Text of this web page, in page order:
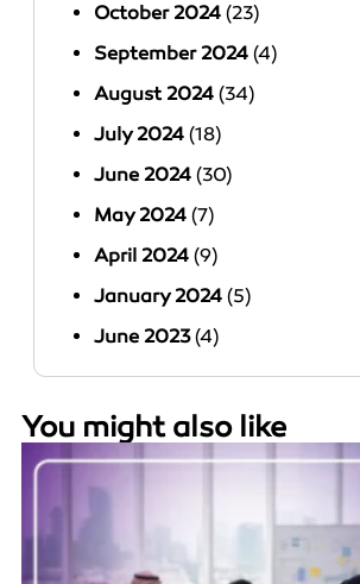
October 2024 (23)
September 2024 (4)
August 2024 (34)
July 2024 (18)
June 2024 (30)
May 2024 (7)
April 2024 (9)
January 2024 (5)
June 2023(4)
You might also like